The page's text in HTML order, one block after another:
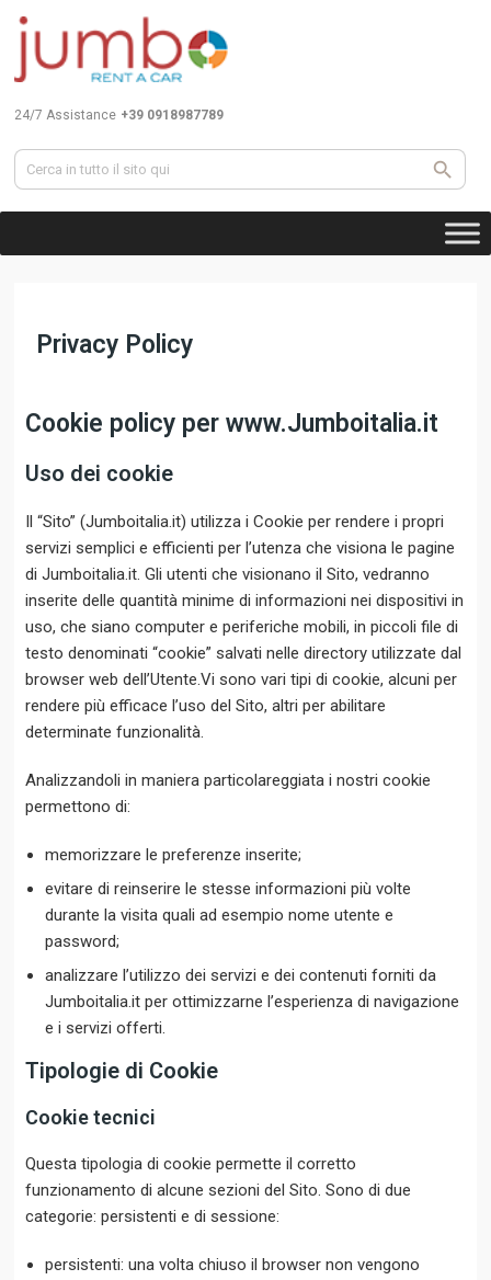
24/7 Assistance +39 0918987789
Privacy Policy
Cookie policy per www.Jumboitalia.it
Uso dei cookie
Il “Sito” (Jumboitalia.it) utilizza i Cookie per rendere i propri
servizi semplici e efficienti per l’utenza che visiona le pagine
di Jumboitalia.it. Gli utenti che visionano il Sito, vedranno
inserite delle quantità minime di informazioni nei dispositivi in
uso, che siano computer e periferiche mobili, in piccoli file di
testo denominati “cookie” salvati nelle directory utilizzate dal
browser web dell’Utente.Vi sono vari tipi di cookie, alcuni per
rendere più efficace l’uso del Sito, altri per abilitare
determinate funzionalità.
Analizzandoli in maniera particolareggiata i nostri cookie
permettono di:
memorizzare le preferenze inserite;
evitare di reinserire le stesse informazioni più volte
durante la visita quali ad esempio nome utente e
password;
analizzare l’utilizzo dei servizi e dei contenuti forniti da
Jumboitalia.it per ottimizzarne l’esperienza di navigazione
e i servizi offerti.
Tipologie di Cookie
Cookie tecnici
Questa tipologia di cookie permette il corretto
funzionamento di alcune sezioni del Sito. Sono di due
categorie: persistenti e di sessione:
persistenti: una volta chiuso il browser non vengono